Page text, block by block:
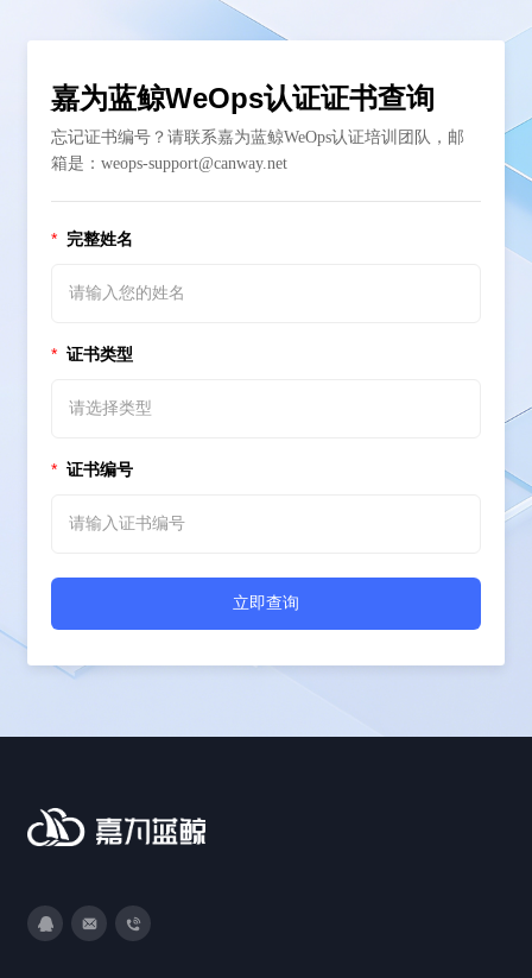
嘉为蓝鲸WeOps认证证书查询
忘记证书编号？请联系嘉为蓝鲸WeOps认证培训团队，邮
箱是：weops-support@canway.net
* 完整姓名
* 证书类型
* 证书编号
立即查询